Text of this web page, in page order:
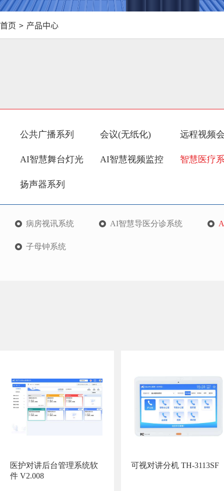
首页 > 产品中心
公共广播系列 会议(无纸化) 远程视频
AI智慧舞台灯光 AI智慧视频监控 智慧医疗
扬声器系列
病房视讯系统 AI智慧导医分诊系统
子母钟系统
医护对讲后台管理系统软
件 V2.008
可视对讲分机 TH-3113SF